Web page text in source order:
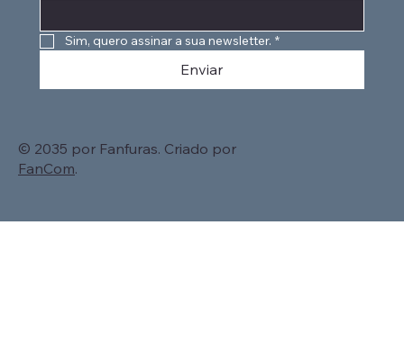
Sim, quero assinar a sua newsletter. *
Enviar
© 2035 por Fanfuras. Criado por
FanCom.